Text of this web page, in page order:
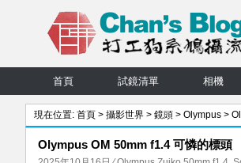
首頁 試鏡清單 相機
現在位置: 首頁 > 攝影世界 > 鏡頭 > Olympus >
Olympus OM 50mm f1.4 可憐的標頭